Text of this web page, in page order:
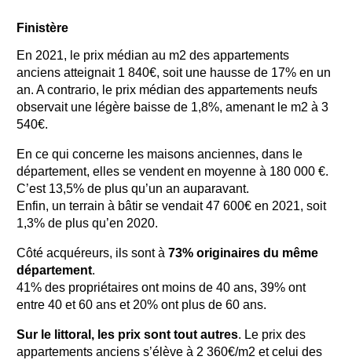
Finistère
En 2021, le prix médian au m2 des appartements
anciens atteignait 1 840€, soit une hausse de 17% en un
an. A contrario, le prix médian des appartements neufs
observait une légère baisse de 1,8%, amenant le m2 à 3
540€.
En ce qui concerne les maisons anciennes, dans le
département, elles se vendent en moyenne à 180 000 €.
C’est 13,5% de plus qu’un an auparavant.
Enfin, un terrain à bâtir se vendait 47 600€ en 2021, soit
1,3% de plus qu’en 2020.
Côté acquéreurs, ils sont à 73% originaires du même
département.
41% des propriétaires ont moins de 40 ans, 39% ont
entre 40 et 60 ans et 20% ont plus de 60 ans.
Sur le littoral, les prix sont tout autres. Le prix des
appartements anciens s’élève à 2 360€/m2 et celui des